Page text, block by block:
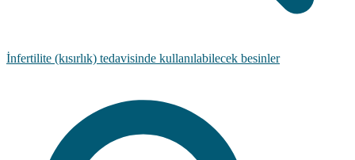
İnfertilite (kısırlık) tedavisinde kullanılabilecek besinler